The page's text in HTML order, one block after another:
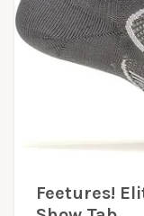
Feetures!